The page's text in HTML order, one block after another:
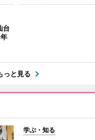
台
っと見る
学ぶ・知る